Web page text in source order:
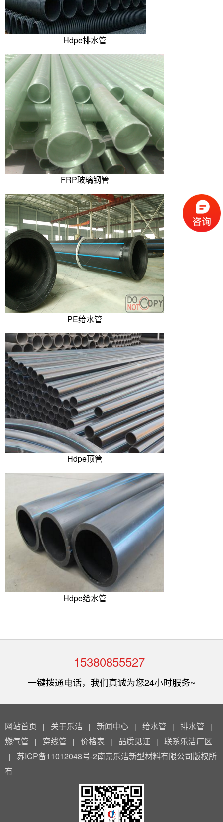
Hdpe排水管
FRP玻璃钢管
PE给水管
Hdpe顶管
Hdpe给水管
15380855527
一键拨通电话，我们真诚为您24小时服务~
网站首页 | 关于乐洁 | 新闻中心 | 给水管 | 排水管 |
燃气管 | 穿线管 | 价格表 | 品质见证 | 联系乐洁厂区
| 苏ICP备11012048号-2南京乐洁新型材料有限公司版权所
有